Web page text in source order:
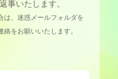
事いたします。
は、迷惑メールフォルダを
をお願いいたします。